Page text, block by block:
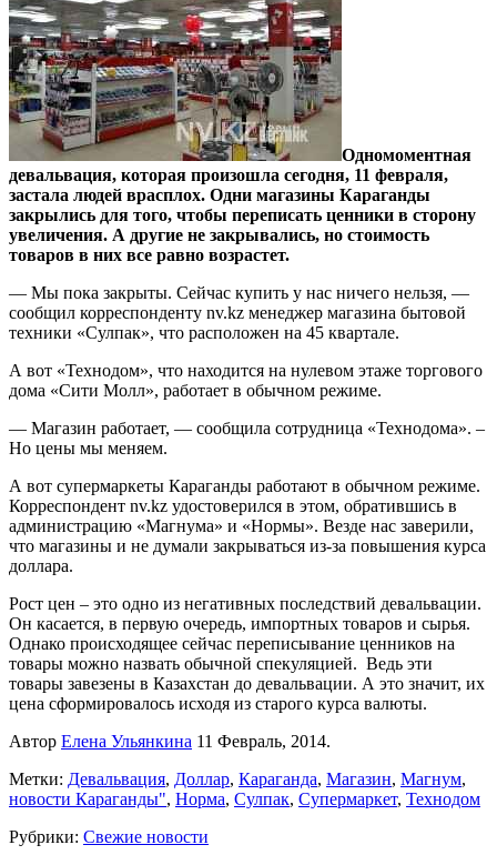
Одномоментная
девальвация, которая произошла сегодня, 11 февраля,
застала людей врасплох. Одни магазины Караганды
закрылись для того, чтобы переписать ценники в сторону
увеличения. А другие не закрывались, но стоимость
товаров в них все равно возрастет.
— Мы пока закрыты. Сейчас купить у нас ничего нельзя, —
сообщил корреспонденту nv.kz менеджер магазина бытовой
техники «Сулпак», что расположен на 45 квартале.
А вот «Технодом», что находится на нулевом этаже торгового
дома «Сити Молл», работает в обычном режиме.
— Магазин работает, — сообщила сотрудница «Технодома». –
Но цены мы меняем.
А вот супермаркеты Караганды работают в обычном режиме.
Корреспондент nv.kz удостоверился в этом, обратившись в
администрацию «Магнума» и «Нормы». Везде нас заверили,
что магазины и не думали закрываться из-за повышения курса
доллара.
Рост цен – это одно из негативных последствий девальвации.
Он касается, в первую очередь, импортных товаров и сырья.
Однако происходящее сейчас переписывание ценников на
товары можно назвать обычной спекуляцией. Ведь эти
товары завезены в Казахстан до девальвации. А это значит, их
цена сформировалось исходя из старого курса валюты.
Автор Елена Ульянкина 11 Февраль, 2014.
Метки: Девальвация, Доллар, Караганда, Магазин, Магнум,
новости Караганды", Норма, Сулпак, Супермаркет, Технодом
Рубрики: Свежие новости